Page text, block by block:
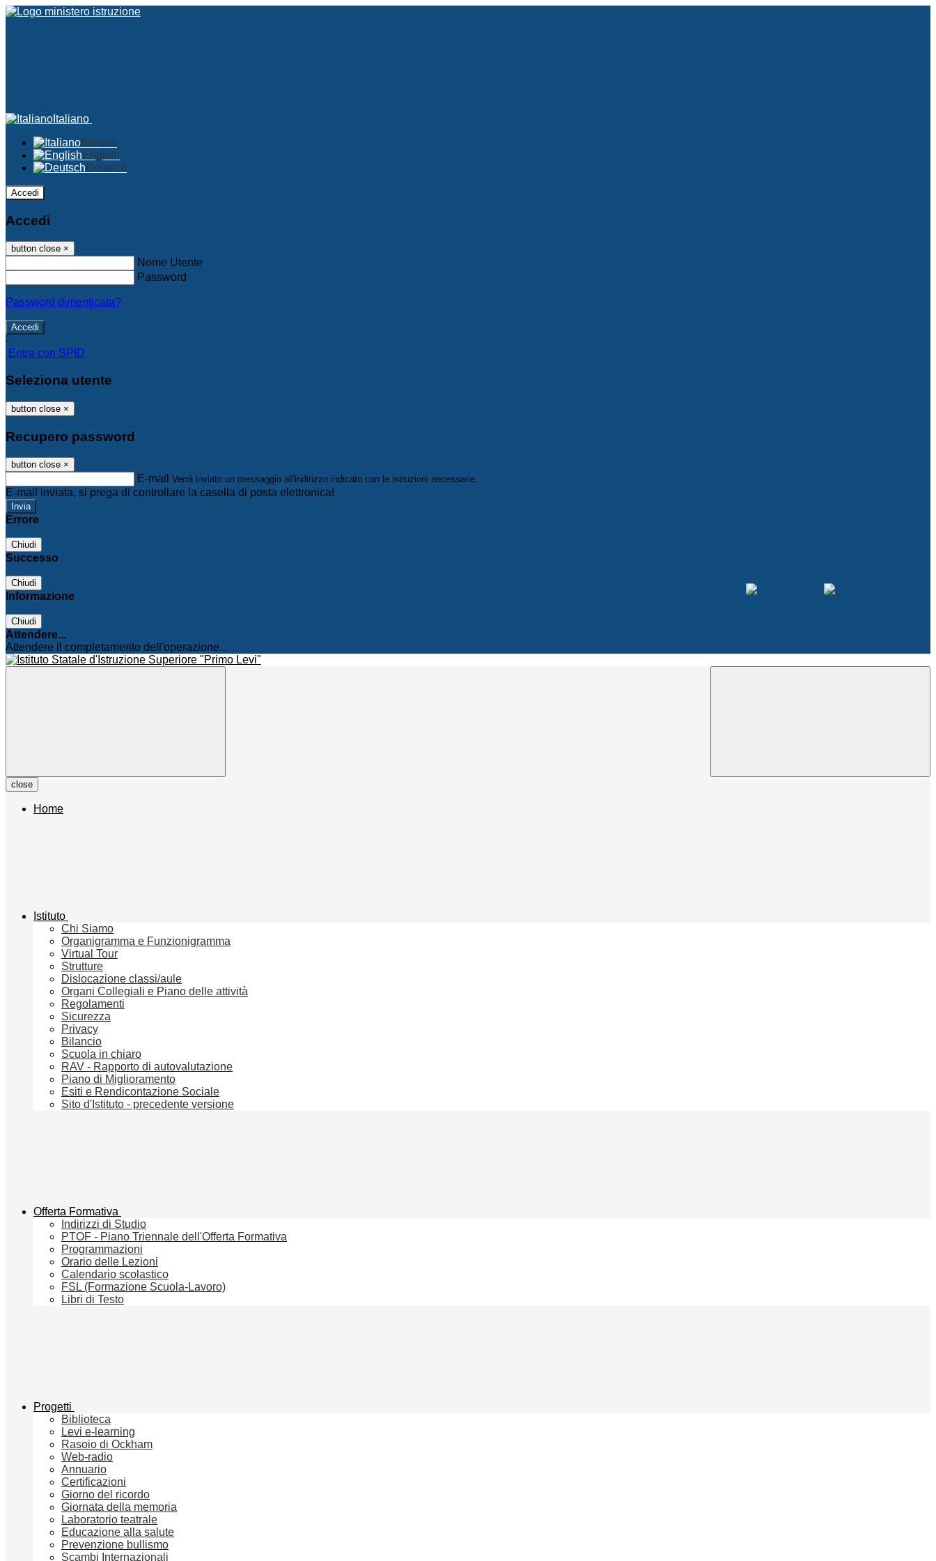
Italiano
Italiano
English
Deutsch
Accedi
Accedi
button close ×
Nome Utente
Password
Password dimenticata?
-
Entra con SPID
Seleziona utente
button close ×
Recupero password
button close ×
E-mail Verrà inviato un messaggio all'indirizzo indicato con le istruzioni necessarie.
E-mail inviata, si prega di controllare la casella di posta elettronica!
Errore
Chiudi
Successo
Chiudi
Informazione
Chiudi
Attendere...
Attendere il completamento dell'operazione...
close
Home
Istituto
Chi Siamo
Organigramma e Funzionigramma
Virtual Tour
Strutture
Dislocazione classi/aule
Organi Collegiali e Piano delle attività
Regolamenti
Sicurezza
Privacy
Bilancio
Scuola in chiaro
RAV - Rapporto di autovalutazione
Piano di Miglioramento
Esiti e Rendicontazione Sociale
Sito d'Istituto - precedente versione
Offerta Formativa
Indirizzi di Studio
PTOF - Piano Triennale dell'Offerta Formativa
Programmazioni
Orario delle Lezioni
Calendario scolastico
FSL (Formazione Scuola-Lavoro)
Libri di Testo
Progetti
Biblioteca
Levi e-learning
Rasoio di Ockham
Web-radio
Annuario
Certificazioni
Giorno del ricordo
Giornata della memoria
Laboratorio teatrale
Educazione alla salute
Prevenzione bullismo
Scambi Internazionali